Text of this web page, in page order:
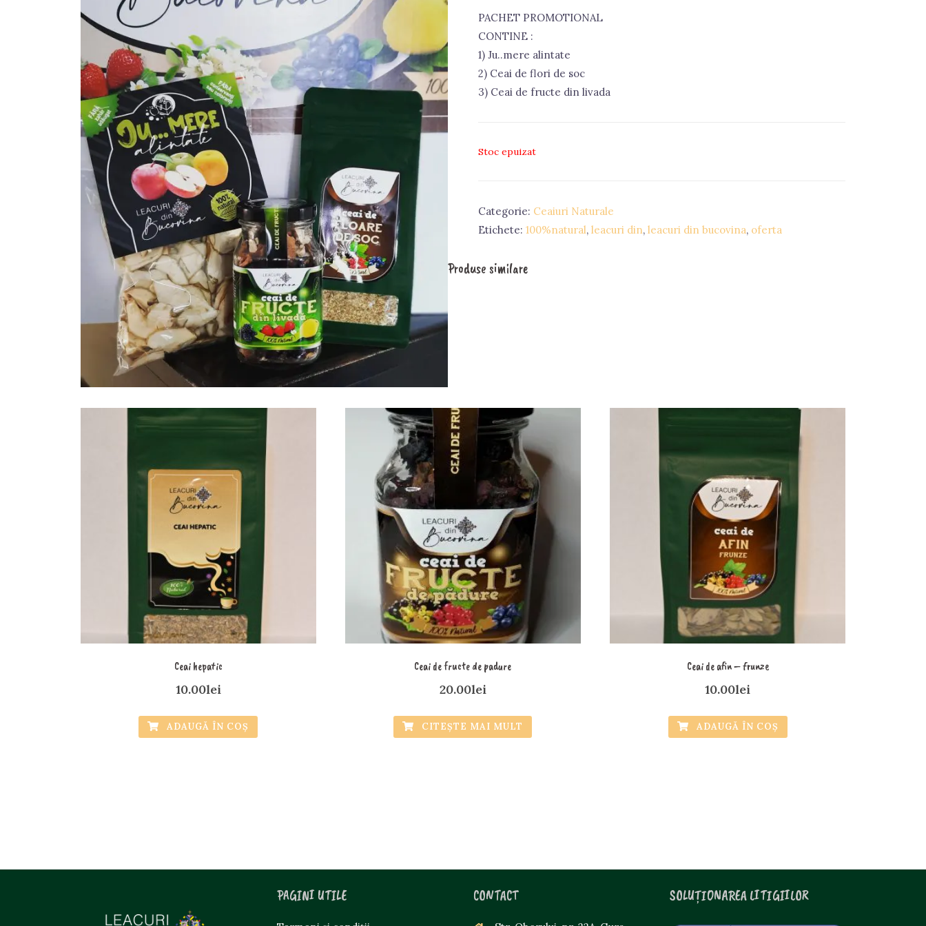
PACHET PROMOTIONAL
CONTINE :
1) Ju..mere alintate
2) Ceai de flori de soc
3) Ceai de fructe din livada
Stoc epuizat
Categorie: Ceaiuri Naturale
Etichete:100%natural,leacuri din,leacuri din bucovina, oferta
Produse similare
Ceai hepatic
10.00lei
ADAUGĂ ÎN COȘ
Ceai de fructe de padure
20.00lei
CITEȘTE MAI MULT
Ceai de afin – frunze
10.00lei
ADAUGĂ ÎN COȘ
PAGINI UTILE CONTACT SOLUȚIONAREA LITIGIILOR